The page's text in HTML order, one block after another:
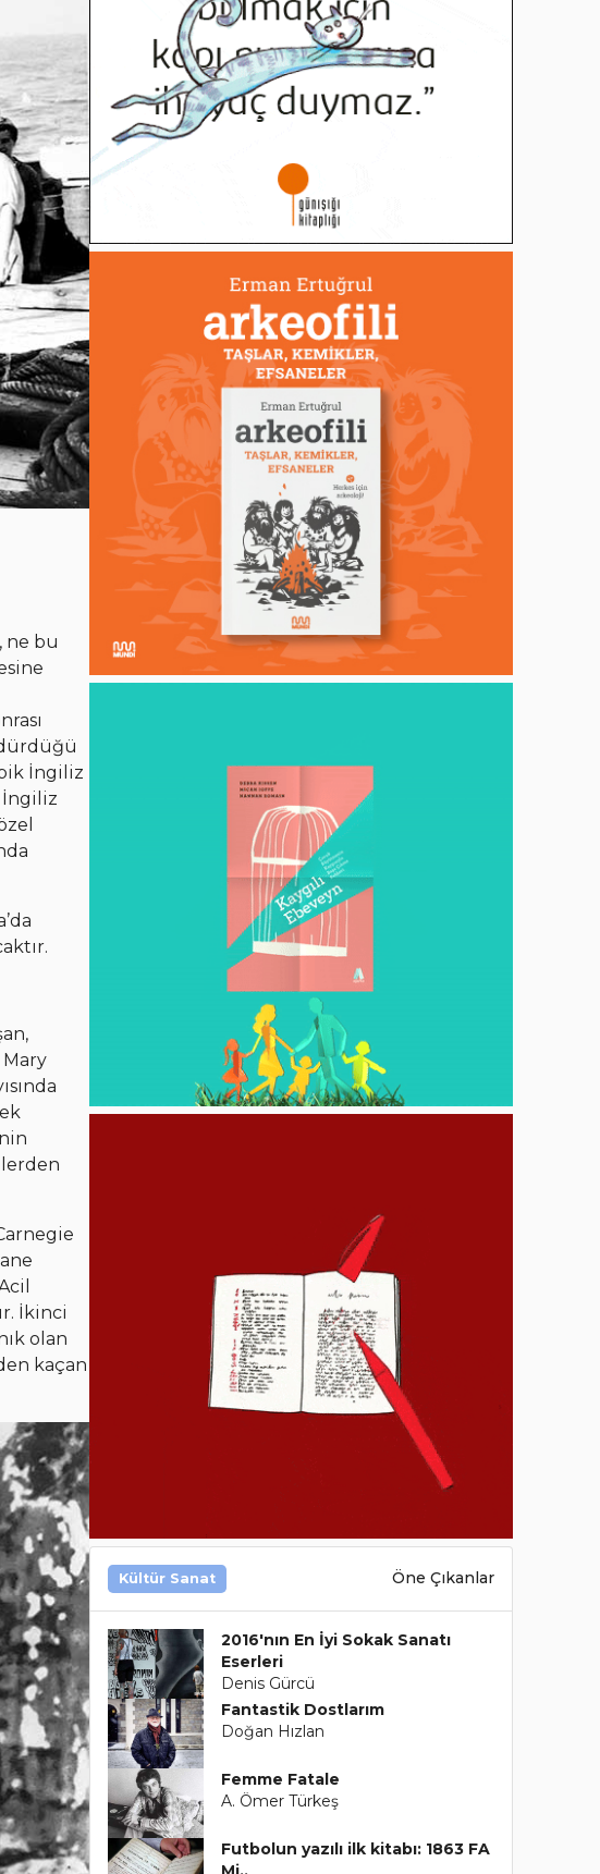
ne bu
İngiliz
İngiliz
İkinci
olan
kaçan
Kültür Sanat Öne Çıkanlar
2016'nın En İyi Sokak Sanatı
Eserleri
Denis Gürcü
Fantastik Dostlarım
Doğan Hızlan
Femme Fatale
A. Ömer Türkeş
Futbolun yazılı ilk kitabı: 1863 FA